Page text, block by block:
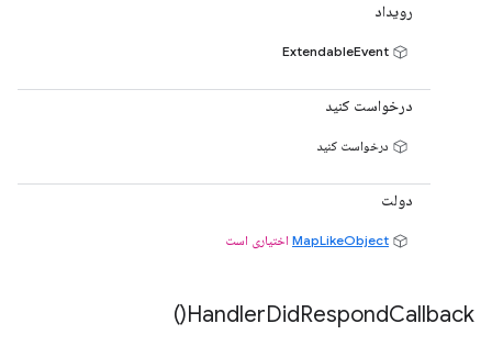
رویداد
درخواست کنید
درخواست کنید
دولت
MapLikeObject اختیاری است
HandlerDidRespondCallback(
)